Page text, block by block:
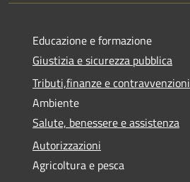
Educazione e formazione
Giustizia e sicurezza pubblica
Tributi,finanze e contravvenzioni
Ambiente
Salute, benessere e assistenza
Autorizzazioni
Agricoltura e pesca